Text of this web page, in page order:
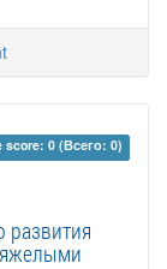
score: 0 (Всего: 0)
развития